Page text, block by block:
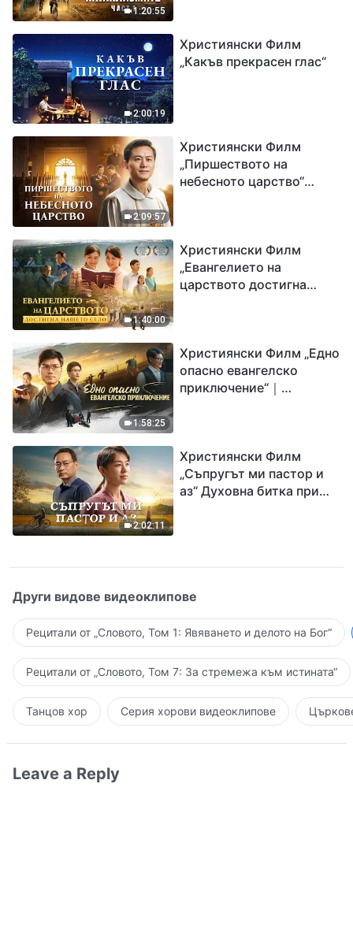
1:20:55
2:00:19
Християнски Филм
„Какъв прекрасен глас“
2:09:57
Християнски Филм
„Пиршеството на
небесното царство“
1:40:00
Християнски Филм
„Евангелието на
царството достигна
1:58:25
Християнски Филм „Едно
опасно евангелско
приключение“｜
Исус
2:02:11
Християнски Филм
„Съпругът ми пастор и
аз“ Духовна битка при
Други видове видеоклипове
Рецитали от „Словото, Том 1: Явяването и делото на Бог“
Рецитали от „Словото, Том 7: За стремежа към истината“
Танцов хор Серия хорови видеоклипове
Leave a Reply